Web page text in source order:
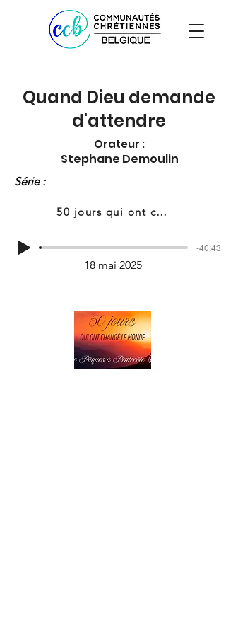
Quand Dieu demande
d'attendre
Orateur :
Stephane Demoulin
Série :
50 jours qui ont changé le monde
-40:43
18 mai 2025